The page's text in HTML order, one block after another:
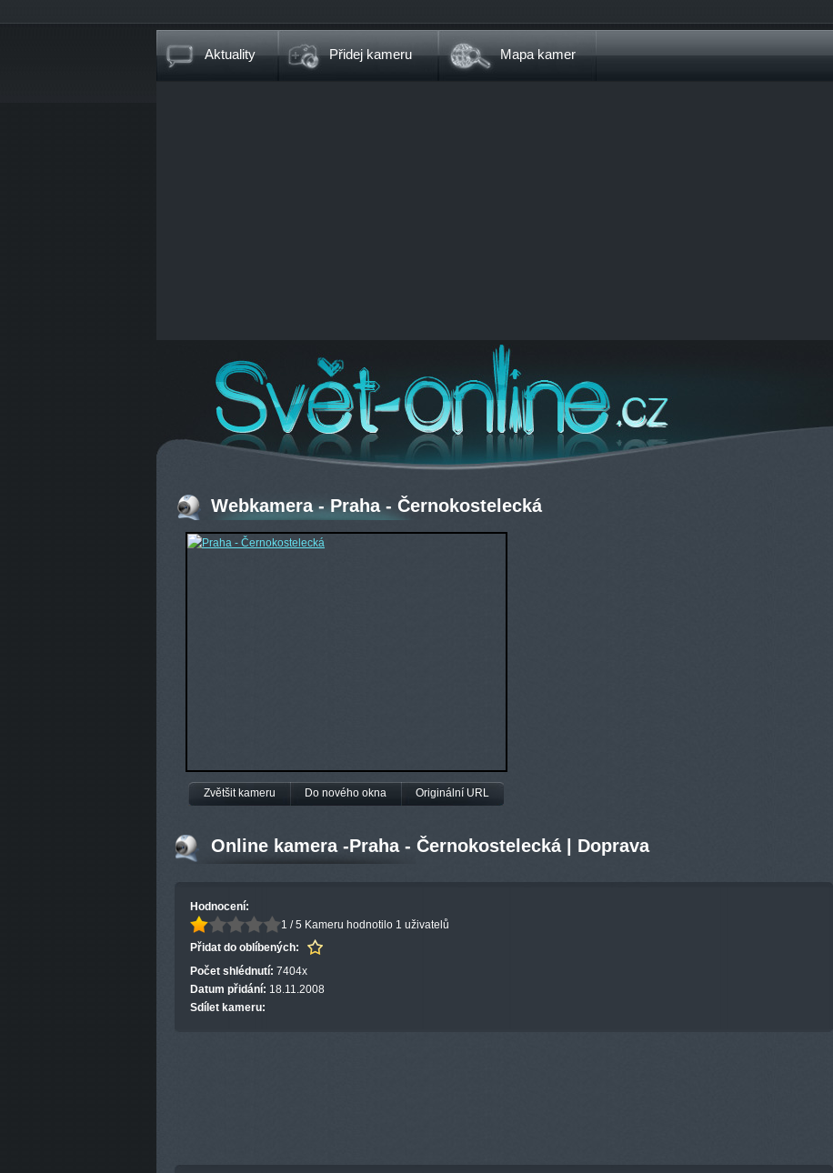
Aktuality Přidej kameru Mapa kamer
Webkamera - Praha - Černokostelecká
Zvětšit kameru Do nového okna Originální URL
Online kamera -Praha - Černokostelecká | Doprava
Hodnocení:
1 / 5 Kameru hodnotilo 1 uživatelů
Přidat do oblíbených:
Počet shlédnutí: 7404x
Datum přidání: 18.11.2008
Sdílet kameru: